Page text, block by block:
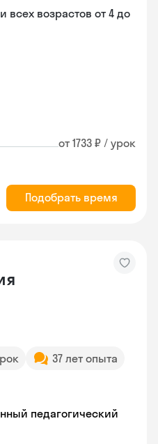
всех возрастов от 4 до
от 1733 ₽ / урок
Подобрать время
37 лет опыта
педагогический